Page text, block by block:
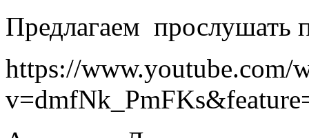
Предлагаем прослушать
https://www.youtube.com/